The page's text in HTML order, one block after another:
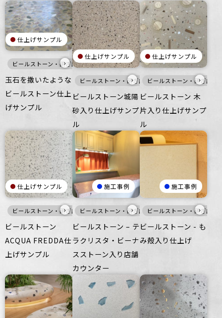
仕上げサンプル
ビールストーン・研ぎ出し仕上げ 洗い出し仕上げ 寒色 灰
›
玉石を撒いたような
ビールストーン仕上
げサンプル
仕上げサンプル
ビールストーン・研ぎ出し仕上げ 白 寒色
›
ビールストーン城陽
砂入り仕上げサンプ
ル
仕上げサンプル
ビールストーン・研ぎ出し
›
ビールストーン 木
片入り仕上げサンプ
ル
仕上げサンプル
ビールストーン・研ぎ出し仕上げ 白 壁 床 家具・什器
›
ビールストーン
ACQUA FREDDA仕
上げサンプル
施工事例
ビールストーン・研ぎ出し仕上げ 灰 寒色
›
ビールストーン – テ
ラクリスタ・ビーナ
スストーン入り店舗
カウンター
施工事例
ビールストーン・研ぎ出し
›
ビールストーン - も
み殻入り仕上げ